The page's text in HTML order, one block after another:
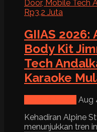
GIIAS
Body Kit
Tech
Karaoke
Aug
Kehadiran Alpine
menunjukkan tren